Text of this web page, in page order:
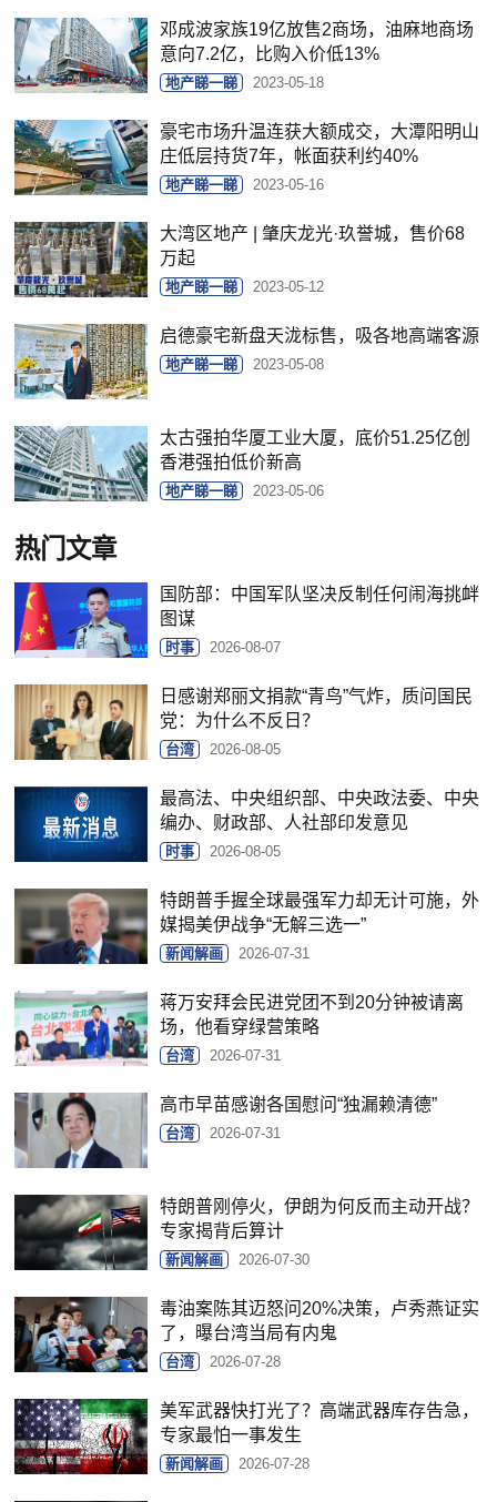
邓成波家族19亿放售2商场，油麻地商场
意向7.2亿，比购入价低13%
地产睇一睇 2023-05-18
豪宅市场升温连获大额成交，大潭阳明山
庄低层持货7年，帐面获利约40%
地产睇一睇 2023-05-16
大湾区地产 | 肇庆龙光·玖誉城，售价68
万起
地产睇一睇 2023-05-12
启德豪宅新盘天泷标售，吸各地高端客源
地产睇一睇 2023-05-08
太古强拍华厦工业大厦，底价51.25亿创
香港强拍低价新高
地产睇一睇 2023-05-06
热门文章
国防部：中国军队坚决反制任何闹海挑衅
图谋
时事 2026-08-07
日感谢郑丽文捐款“青鸟”气炸，质问国民
党：为什么不反日？
台湾 2026-08-05
最高法、中央组织部、中央政法委、中央
编办、财政部、人社部印发意见
时事 2026-08-05
特朗普手握全球最强军力却无计可施，外
媒揭美伊战争“无解三选一”
新闻解画 2026-07-31
蒋万安拜会民进党团不到20分钟被请离
场，他看穿绿营策略
台湾 2026-07-31
高市早苗感谢各国慰问“独漏赖清德”
台湾 2026-07-31
特朗普刚停火，伊朗为何反而主动开战？
专家揭背后算计
新闻解画 2026-07-30
毒油案陈其迈怒问20%决策，卢秀燕证实
了，曝台湾当局有内鬼
台湾 2026-07-28
美军武器快打光了？高端武器库存告急，
专家最怕一事发生
新闻解画 2026-07-28